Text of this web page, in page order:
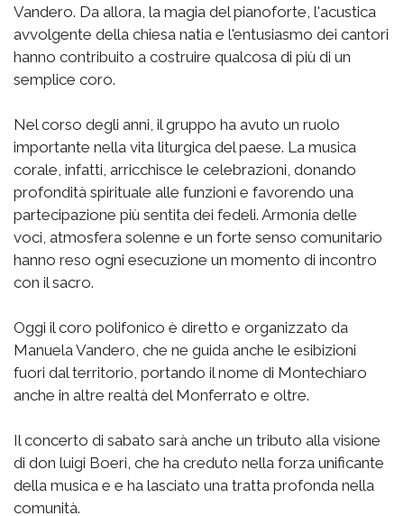
Vandero. Da allora, la magia del pianoforte, l'acustica
avvolgente della chiesa natia e l'entusiasmo dei cantori
hanno contribuito a costruire qualcosa di più di un
semplice coro.
Nel corso degli anni, il gruppo ha avuto un ruolo
importante nella vita liturgica del paese. La musica
corale, infatti, arricchisce le celebrazioni, donando
profondità spirituale alle funzioni e favorendo una
partecipazione più sentita dei fedeli. Armonia delle
voci, atmosfera solenne e un forte senso comunitario
hanno reso ogni esecuzione un momento di incontro
con il sacro.
Oggi il coro polifonico è diretto e organizzato da
Manuela Vandero, che ne guida anche le esibizioni
fuori dal territorio, portando il nome di Montechiaro
anche in altre realtà del Monferrato e oltre.
Il concerto di sabato sarà anche un tributo alla visione
di don luigi Boeri, che ha creduto nella forza unificante
della musica e e ha lasciato una tratta profonda nella
comunità.